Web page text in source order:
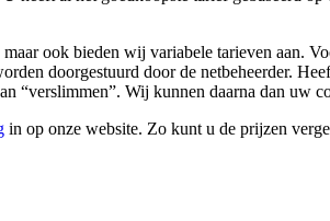
ook bieden wij variabele tarieven aan.
doorgestuurd door de netbeheerder.
“verslimmen”. Wij kunnen daarna dan uw
in op onze website. Zo kunt u de prijzen